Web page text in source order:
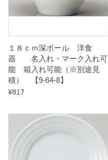
【
9
-
3
１８ｃｍ深ボール 洋食
器 名入れ・マーク入れ可
能 箱入れ可能（※別途見
積） 【9-64-8】
¥817